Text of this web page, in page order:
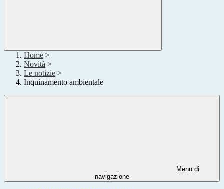
Home >
Novità >
Le notizie >
Inquinamento ambientale
Menu di
navigazione